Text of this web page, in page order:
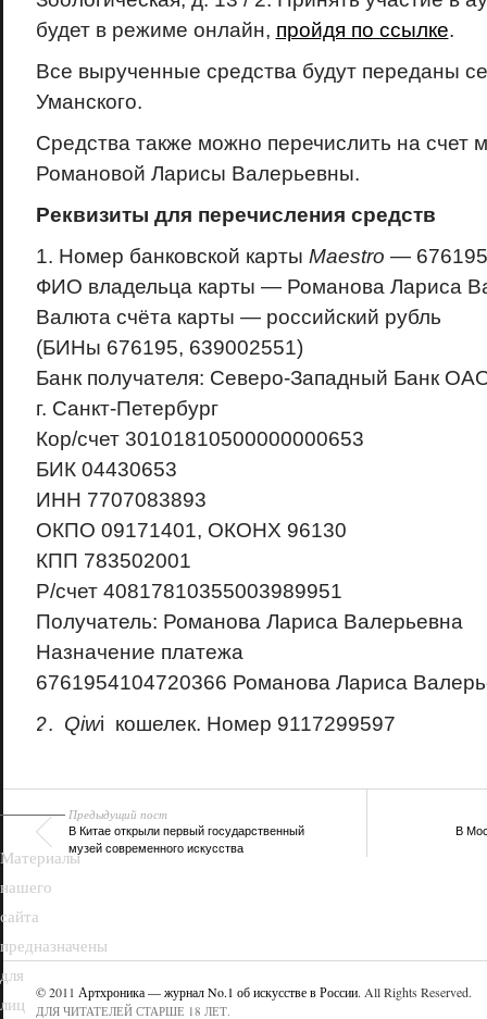
будет в режиме онлайн, пройдя по ссылке.
Все вырученные средства будут переданы
Уманского.
Средства также можно перечислить на счет
Романовой Ларисы Валерьевны.
Реквизиты для перечисления средств
1. Номер банковской карты Maestro —
ФИО владельца карты — Романова Лариса
Валюта счёта карты — российский рубль
(БИНы 676195, 639002551)
Банк получателя: Северо-Западный Банк
г. Санкт-Петербург
Кор/счет 30101810500000000653
БИК 04430653
ИНН 7707083893
ОКПО 09171401, ОКОНХ 96130
КПП 783502001
Р/счет 40817810355003989951
Получатель: Романова Лариса Валерьевна
Назначение платежа
6761954104720366 Романова Лариса
2. Qiwi кошелек. Номер 9117299597
Предыдущий пост
В Китае открыли первый государственный
музей современного искусства
В
© 2011 Артхроника — журнал No.1 об искусстве в России. All Rights Reserved.
ДЛЯ ЧИТАТЕЛЕЙ СТАРШЕ 18 ЛЕТ.
18+
Материалы
нашего
сайта
предназначены
для
лиц